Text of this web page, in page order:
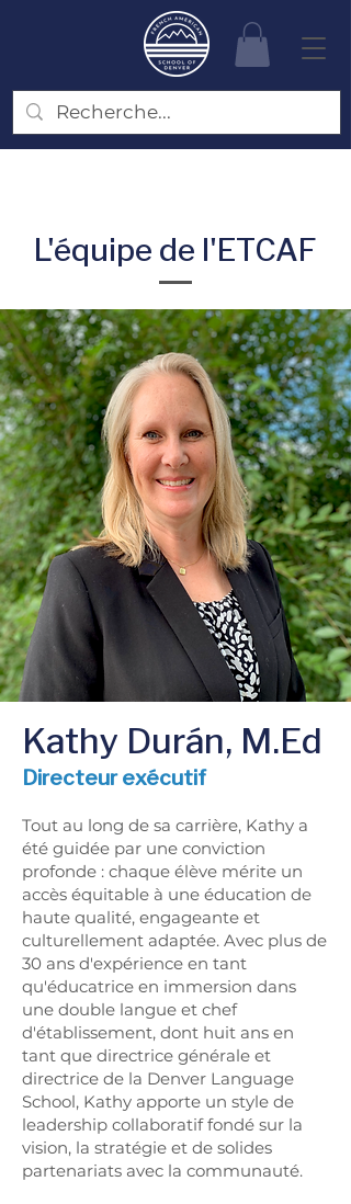
L'équipe de l'ETCAF
Kathy Durán, M.Ed
Directeur exécutif
Tout au long de sa carrière, Kathy a
été guidée par une conviction
profonde : chaque élève mérite un
accès équitable à une éducation de
haute qualité, engageante et
culturellement adaptée. Avec plus de
30 ans d'expérience en tant
qu'éducatrice en immersion dans
une double langue et chef
d'établissement, dont huit ans en
tant que directrice générale et
directrice de la Denver Language
School, Kathy apporte un style de
leadership collaboratif fondé sur la
vision, la stratégie et de solides
partenariats avec la communauté.